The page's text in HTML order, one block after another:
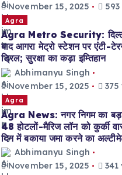
November 15, 2025
Agra
Agra Metro Security:
बाद आगरा मेट्रो स्टेशन पर एंटी-
ड्रिल; सुरक्षा का कड़ा इम्तिहान
Abhimanyu Singh
November 15, 2025
375
Agra
Agra News: नगर निगम का
48 होटलों-मैरिज लॉन को कुर्की
दिन में बकाया जमा करने का
Abhimanyu Singh
November 15, 2025
341